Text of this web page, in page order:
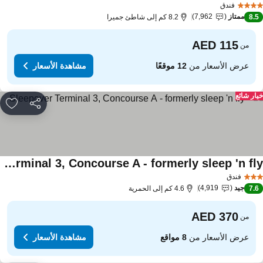
فندق
8.5 ممتاز 7,962 8.2 كم إلى شاطئ جميرا
من
عرض الأسعار من12 موقعًا مشاهدة الأسعار
مشاركة
شائع
فندق
Sleepover Terminal 3, Concourse A - formerly sleep 'n fly
الأسعار
7.6 جيد 4,919 4.6 كم إلى الحمرية
من
عرض الأسعار من8 مواقع مشاهدة الأسعار